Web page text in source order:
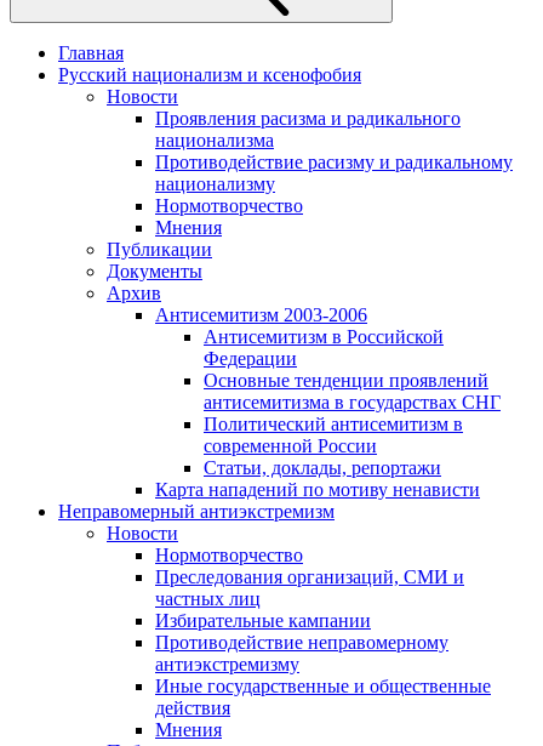
Главная
Русский национализм и ксенофобия
Новости
Проявления расизма и радикального
национализма
Противодействие расизму и радикальному
национализму
Нормотворчество
Мнения
Публикации
Документы
Архив
Антисемитизм 2003-2006
Антисемитизм в Российской
Федерации
Основные тенденции проявлений
антисемитизма в государствах СНГ
Политический антисемитизм в
современной России
Статьи, доклады, репортажи
Карта нападений по мотиву ненависти
Неправомерный антиэкстремизм
Новости
Нормотворчество
Преследования организаций, СМИ и
частных лиц
Избирательные кампании
Противодействие неправомерному
антиэкстремизму
Иные государственные и общественные
действия
Мнения